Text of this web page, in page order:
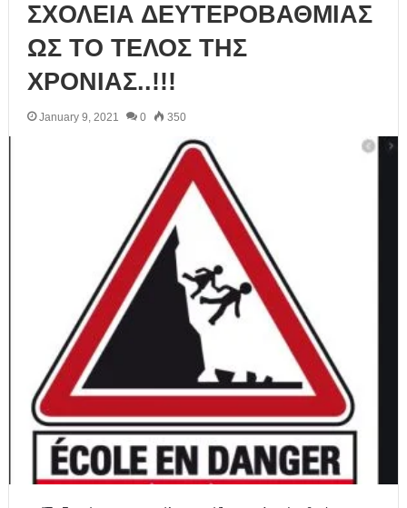
ΣΧΟΛΕΙΑ ΔΕΥΤΕΡΟΒΑΘΜΙΑΣ
ΩΣ ΤΟ ΤΕΛΟΣ ΤΗΣ
ΧΡΟΝΙΑΣ..!!!
January 9, 2021 0 350